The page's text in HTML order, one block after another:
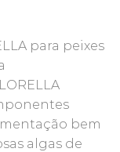
para peixes
bem
algas de